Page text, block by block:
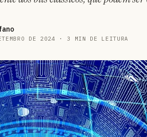
DE 2024 · 3 MIN DE LEITURA